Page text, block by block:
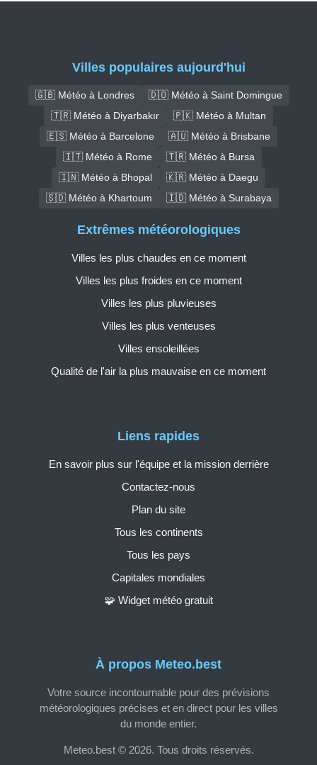
Villes populaires aujourd'hui
🇬🇧 Météo à Londres
🇩🇴 Météo à Saint Domingue
🇹🇷 Météo à Diyarbakır
🇵🇰 Météo à Multan
🇪🇸 Météo à Barcelone
🇦🇺 Météo à Brisbane
🇮🇹 Météo à Rome
🇹🇷 Météo à Bursa
🇮🇳 Météo à Bhopal
🇰🇷 Météo à Daegu
🇸🇩 Météo à Khartoum
🇮🇩 Météo à Surabaya
À propos Meteo.best
Votre source incontournable pour des prévisions
météorologiques précises et en direct pour les villes
du monde entier.
Meteo.best © 2026. Tous droits réservés.
Liens rapides
En savoir plus sur l'équipe et la mission derrière
Contactez-nous
Plan du site
Tous les continents
Tous les pays
Capitales mondiales
🧩 Widget météo gratuit
Extrêmes météorologiques
Villes les plus chaudes en ce moment
Villes les plus froides en ce moment
Villes les plus pluvieuses
Villes les plus venteuses
Villes ensoleillées
Qualité de l'air la plus mauvaise en ce moment